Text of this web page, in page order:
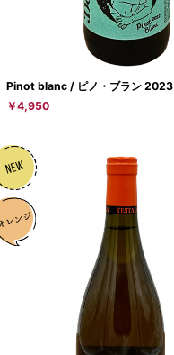
Pinot blanc / ピノ・ブラン 2023
￥4,950